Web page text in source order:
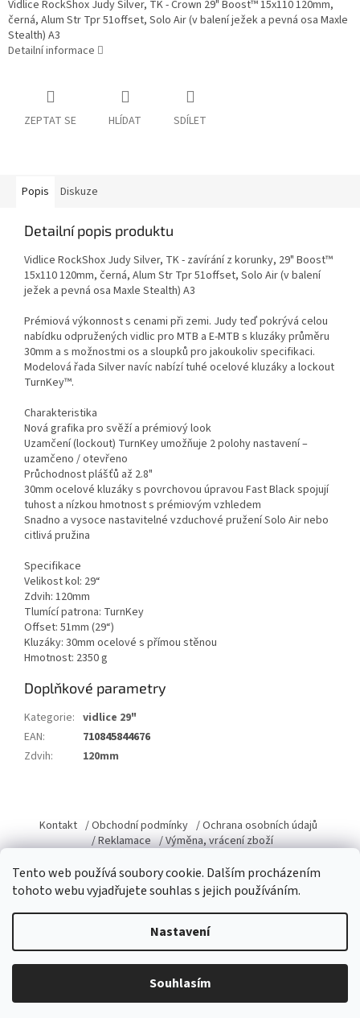
Tento web používá soubory cookie. Dalším procházením
tohoto webu vyjadřujete souhlas s jejich používáním.
Nastavení
Souhlasím
Vidlice RockShox Judy Silver, TK - Crown 29" Boost™ 15x110 120mm,
černá, Alum Str Tpr 51offset, Solo Air (v balení ježek a pevná osa Maxle
Stealth) A3
Detailní informace
ZEPTAT SE HLÍDAT SDÍLET
Popis Diskuze
Detailní popis produktu
Vidlice RockShox Judy Silver, TK - zavírání z korunky, 29" Boost™
15x110 120mm, černá, Alum Str Tpr 51offset, Solo Air (v balení
ježek a pevná osa Maxle Stealth) A3
Prémiová výkonnost s cenami při zemi. Judy teď pokrývá celou
nabídku odpružených vidlic pro MTB a E-MTB s kluzáky průměru
30mm a s možnostmi os a sloupků pro jakoukoliv specifikaci.
Modelová řada Silver navíc nabízí tuhé ocelové kluzáky a lockout
TurnKey™.
Charakteristika
Nová grafika pro svěží a prémiový look
Uzamčení (lockout) TurnKey umožňuje 2 polohy nastavení –
uzamčeno / otevřeno
Průchodnost plášťů až 2.8"
30mm ocelové kluzáky s povrchovou úpravou Fast Black spojují
tuhost a nízkou hmotnost s prémiovým vzhledem
Snadno a vysoce nastavitelné vzduchové pružení Solo Air nebo
citlivá pružina
Specifikace
Velikost kol: 29“
Zdvih: 120mm
Tlumící patrona: TurnKey
Offset: 51mm (29“)
Kluzáky: 30mm ocelové s přímou stěnou
Hmotnost: 2350 g
Doplňkové parametry
Kategorie: vidlice 29"
EAN:
710845844676
Zdvih: 120mm
p
a
Kontakt / Obchodní podmínky / Ochrana osobních údajů
/ Reklamace / Výměna, vrácení zboží
Copyright 2026Domacky.cz. Všechna práva vyhrazena.Upravit
nastavení cookies